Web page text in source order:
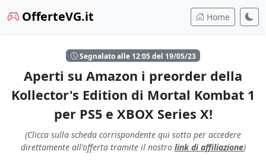
OfferteVG.it Home
Segnalato alle 12:05 del 19/05/23
Aperti su Amazon i preorder della
Kollector's Edition di Mortal Kombat 1
per PS5 e XBOX Series X!
(Clicca sulla scheda corrispondente qui sotto per accedere
direttamente all'offerta tramite il nostro link di affiliazione)